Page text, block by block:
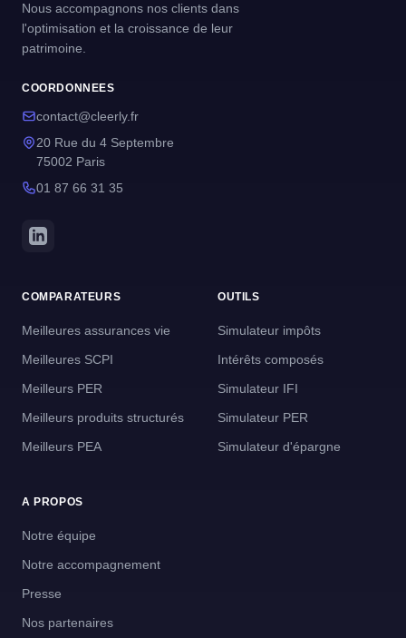
Nous accompagnons nos clients dans
l'optimisation et la croissance de leur
patrimoine.
COORDONNEES
contact@cleerly.fr
20 Rue du 4 Septembre
75002 Paris
01 87 66 31 35
COMPARATEURS
Meilleures assurances vie
Meilleures SCPI
Meilleurs PER
Meilleurs produits structurés
Meilleurs PEA
OUTILS
Simulateur impôts
Intérêts composés
Simulateur IFI
Simulateur PER
Simulateur d'épargne
A PROPOS
Notre équipe
Notre accompagnement
Presse
Nos partenaires